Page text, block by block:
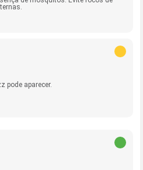
pode aparecer.